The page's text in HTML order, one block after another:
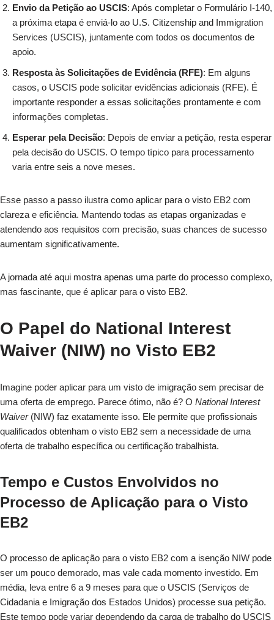
Envio da Petição ao USCIS: Após completar o Formulário I-140,
a próxima etapa é enviá-lo ao U.S. Citizenship and Immigration
Services (USCIS), juntamente com todos os documentos de
apoio.
Resposta às Solicitações de Evidência (RFE): Em alguns
casos, o USCIS pode solicitar evidências adicionais (RFE). É
importante responder a essas solicitações prontamente e com
informações completas.
Esperar pela Decisão: Depois de enviar a petição, resta esperar
pela decisão do USCIS. O tempo típico para processamento
varia entre seis a nove meses.
Esse passo a passo ilustra como aplicar para o visto EB2 com
clareza e eficiência. Mantendo todas as etapas organizadas e
atendendo aos requisitos com precisão, suas chances de sucesso
aumentam significativamente.
A jornada até aqui mostra apenas uma parte do processo complexo,
mas fascinante, que é aplicar para o visto EB2.
O Papel do National Interest
Waiver (NIW) no Visto EB2
Imagine poder aplicar para um visto de imigração sem precisar de
uma oferta de emprego. Parece ótimo, não é? O National Interest
Waiver(NIW) faz exatamente isso. Ele permite que profissionais
qualificados obtenham o visto EB2 sem a necessidade de uma
oferta de trabalho específica ou certificação trabalhista.
Tempo e Custos Envolvidos no
Processo de Aplicação para o Visto
EB2
O processo de aplicação para o visto EB2 com a isenção NIW pode
ser um pouco demorado, mas vale cada momento investido. Em
média, leva entre 6 a 9 meses para que o USCIS (Serviços de
Cidadania e Imigração dos Estados Unidos) processe sua petição.
Este tempo pode variar dependendo da carga de trabalho do USCIS